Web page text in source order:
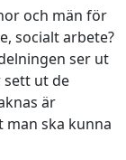
och män för
socialt arbete?
ser ut
sett ut de
är
ska kunna